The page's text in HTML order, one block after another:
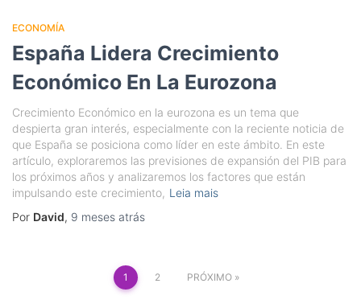
ECONOMÍA
España Lidera Crecimiento
Económico En La Eurozona
Crecimiento Económico en la eurozona es un tema que
despierta gran interés, especialmente con la reciente noticia de
que España se posiciona como líder en este ámbito. En este
artículo, exploraremos las previsiones de expansión del PIB para
los próximos años y analizaremos los factores que están
impulsando este crecimiento, Leia mais
Por David, 9 meses atrás
Paginação1 2 PRÓXIMO